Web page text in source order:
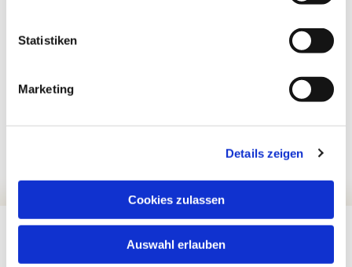
Statistiken
Marketing
Details zeigen
Cookies zulassen
Auswahl erlauben